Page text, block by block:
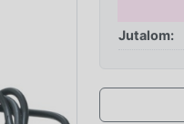
Jutalom: